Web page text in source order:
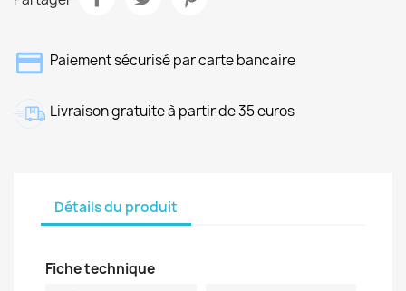
Paiement sécurisé par carte bancaire
Livraison gratuite à partir de 35 euros
Détails du produit
Fiche technique